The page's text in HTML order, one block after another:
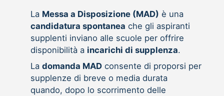
La Messa a Disposizione (MAD) è una
candidatura spontanea che gli aspiranti
supplenti inviano alle scuole per offrire
disponibilità a incarichi di supplenza.
La domanda MADconsente di proporsi per
supplenze di breve o media durata
quando, dopo lo scorrimento delle